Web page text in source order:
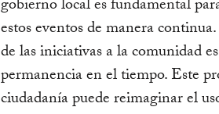
gobierno local es fundamental
estos eventos de manera
de las iniciativas a la comunidad
permanencia en el tiempo. Este
ciudadanía puede reimaginar el